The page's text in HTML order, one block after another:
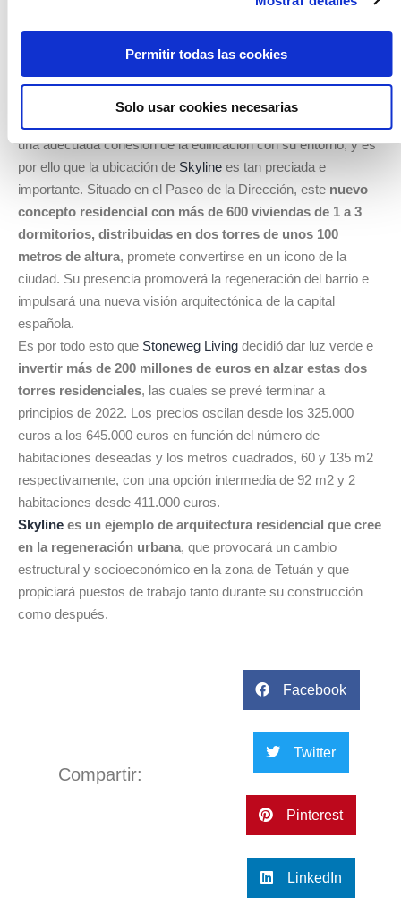
Permitir todas las cookies
Solo usar cookies necesarias
le permitirán también disfrutar de una alimentación más
una adecuada cohesión de la edificación con su entorno, y es
por ello que la ubicación de Skyline es tan preciada e
importante. Situado en el Paseo de la Dirección, este nuevo
concepto residencial con más de 600 viviendas de 1 a 3
dormitorios, distribuidas en dos torres de unos 100
metros de altura, promete convertirse en un icono de la
ciudad. Su presencia promoverá la regeneración del barrio e
impulsará una nueva visión arquitectónica de la capital
española.
Es por todo esto que Stoneweg Living decidió dar luz verde e
invertir más de 200 millones de euros en alzar estas dos
torres residenciales, las cuales se prevé terminar a
principios de 2022. Los precios oscilan desde los 325.000
euros a los 645.000 euros en función del número de
habitaciones deseadas y los metros cuadrados, 60 y 135 m2
respectivamente, con una opción intermedia de 92 m2 y 2
habitaciones desde 411.000 euros.
Skyline es un ejemplo de arquitectura residencial que cree
en la regeneración urbana, que provocará un cambio
estructural y socioeconómico en la zona de Tetuán y que
propiciará puestos de trabajo tanto durante su construcción
como después.
Compartir:
Facebook
Twitter
Pinterest
LinkedIn